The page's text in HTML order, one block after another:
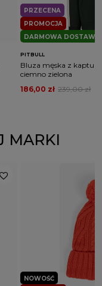
PROMOCJA
PRZECENA
DARMOWA DOSTAWA
PITBULL
Bluza męska z
ciemno zielona
239,00 zł
186,00 zł
MARKI
NOWOŚĆ